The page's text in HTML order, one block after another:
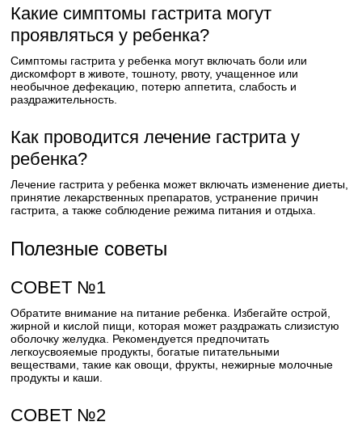
Какие симптомы гастрита могут
проявляться у ребенка?
Симптомы гастрита у ребенка могут включать боли или
дискомфорт в животе, тошноту, рвоту, учащенное или
необычное дефекацию, потерю аппетита, слабость и
раздражительность.
Как проводится лечение гастрита у
ребенка?
Лечение гастрита у ребенка может включать изменение диеты,
принятие лекарственных препаратов, устранение причин
гастрита, а также соблюдение режима питания и отдыха.
Полезные советы
СОВЕТ №1
Обратите внимание на питание ребенка. Избегайте острой,
жирной и кислой пищи, которая может раздражать слизистую
оболочку желудка. Рекомендуется предпочитать
легкоусвояемые продукты, богатые питательными
веществами, такие как овощи, фрукты, нежирные молочные
продукты и каши.
СОВЕТ №2